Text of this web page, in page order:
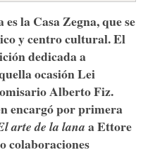
la Casa Zegna, que se
y centro cultural. El
dedicada a
ocasión Lei
Alberto Fiz.
encargó por primera
arte de la lanaa Ettore
colaboraciones